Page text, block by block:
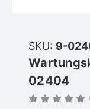
SKU: 9-
02404